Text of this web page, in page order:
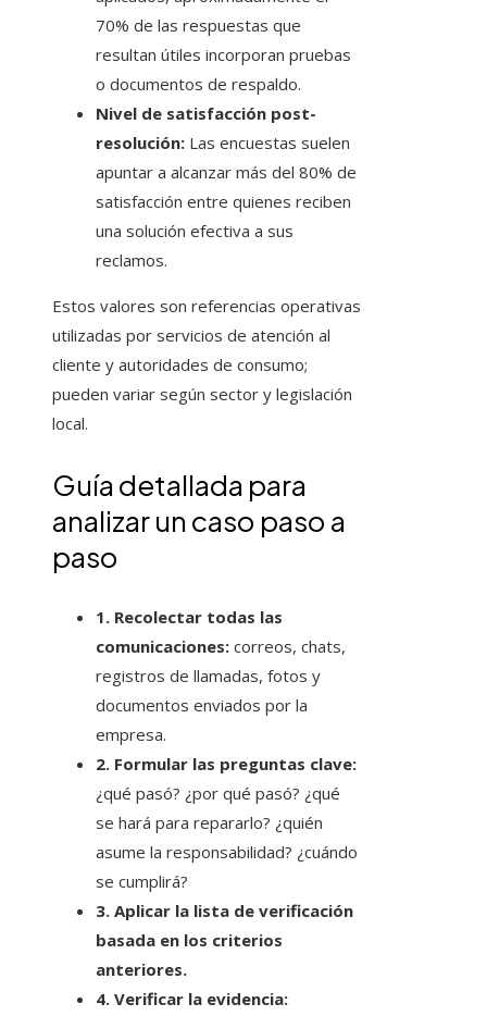
70% de las respuestas que
resultan útiles incorporan pruebas
o documentos de respaldo.
Nivel de satisfacción post-
resolución: Las encuestas suelen
apuntar a alcanzar más del 80% de
satisfacción entre quienes reciben
una solución efectiva a sus
reclamos.
Estos valores son referencias operativas
utilizadas por servicios de atención al
cliente y autoridades de consumo;
pueden variar según sector y legislación
local.
Guía detallada para
analizar un caso paso a
paso
1. Recolectar todas las
comunicaciones: correos, chats,
registros de llamadas, fotos y
documentos enviados por la
empresa.
2. Formular las preguntas clave:
¿qué pasó? ¿por qué pasó? ¿qué
se hará para repararlo? ¿quién
asume la responsabilidad? ¿cuándo
se cumplirá?
3. Aplicar la lista de verificación
basada en los criterios
anteriores.
4. Verificar la evidencia: